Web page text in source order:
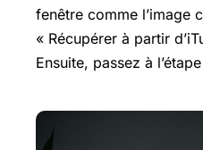
fenêtre comme l’image
« Récupérer à partir
Ensuite, passez à